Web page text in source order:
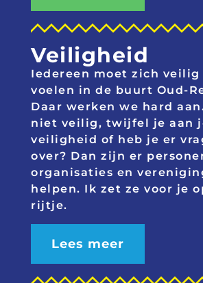
Veiligheid
Iedereen moet zich veilig
voelen in de buurt Oud-
Daar werken we hard
niet veilig, twijfel je aan
veiligheid of heb je er
over? Dan zijn er
organisaties en
helpen. Ik zet ze voor je
rijtje.
Lees meer